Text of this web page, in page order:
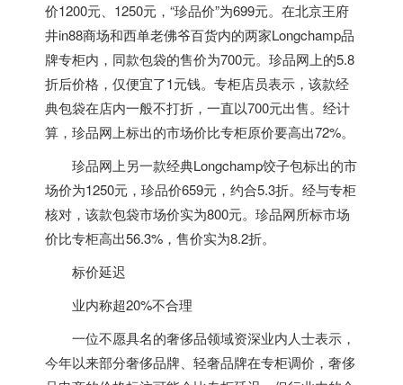
价1200元、1250元，“珍品价”为699元。在北京王府
井in88商场和西单老佛爷百货内的两家Longchamp品
牌专柜内，同款包袋的售价为700元。珍品网上的5.8
折后价格，仅便宜了1元钱。专柜店员表示，该款经
典包袋在店内一般不打折，一直以700元出售。经计
算，珍品网上标出的市场价比专柜原价要高出72%。
珍品网上另一款经典Longchamp饺子包标出的市
场价为1250元，珍品价659元，约合5.3折。经与专柜
核对，该款包袋市场价实为800元。珍品网所标市场
价比专柜高出56.3%，售价实为8.2折。
标价延迟
业内称超20%不合理
一位不愿具名的奢侈品领域资深业内人士表示，
今年以来部分奢侈品牌、轻奢品牌在专柜调价，奢侈